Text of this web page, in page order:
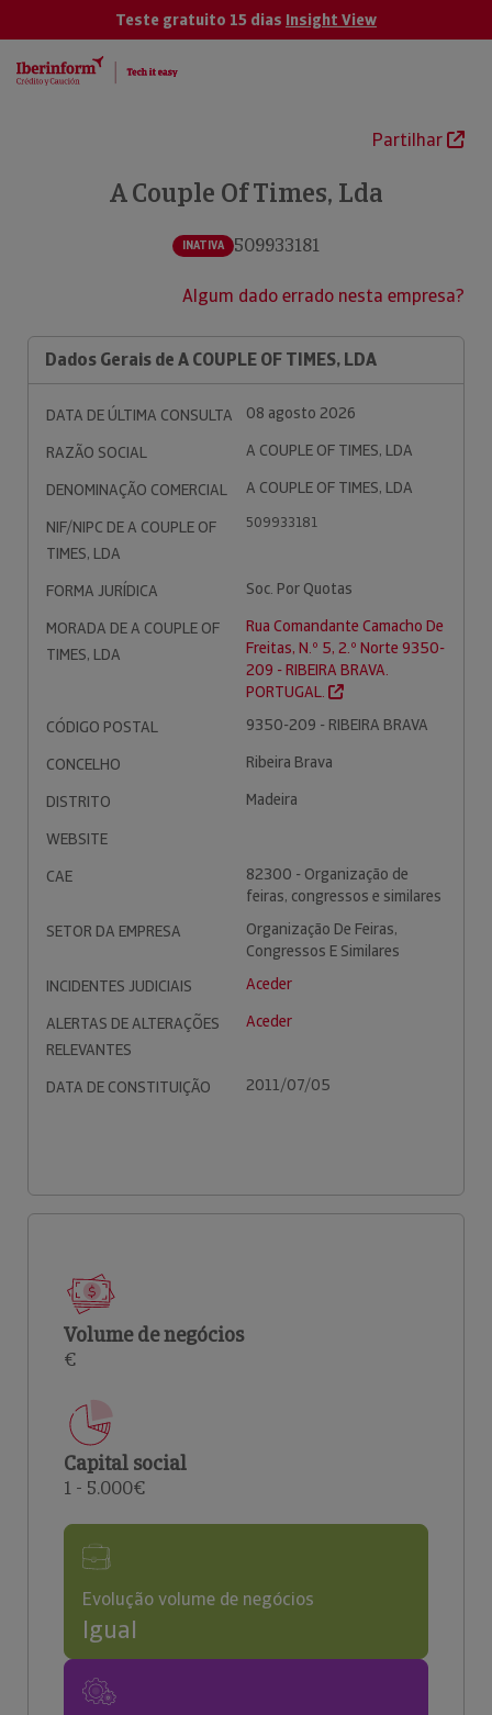
Teste gratuito 15 dias Insight View
Partilhar
A Couple Of Times, Lda
INATIVA 509933181
Algum dado errado nesta empresa?
Dados Gerais de A COUPLE OF TIMES, LDA
DATA DE ÚLTIMA CONSULTA
08 agosto 2026
RAZÃO SOCIAL
A COUPLE OF TIMES, LDA
DENOMINAÇÃO COMERCIAL
A COUPLE OF TIMES, LDA
NIF/NIPC DE A COUPLE OF
TIMES, LDA
509933181
FORMA JURÍDICA
Soc. Por Quotas
MORADA DE A COUPLE OF
TIMES, LDA
Rua Comandante Camacho De
Freitas, N.º 5, 2.º Norte 9350-
209 - RIBEIRA BRAVA.
PORTUGAL.
CÓDIGO POSTAL
9350-209 - RIBEIRA BRAVA
CONCELHO
Ribeira Brava
DISTRITO
Madeira
WEBSITE
CAE
82300 - Organização de
feiras, congressos e similares
SETOR DA EMPRESA
Organização De Feiras,
Congressos E Similares
INCIDENTES JUDICIAIS
Aceder
ALERTAS DE ALTERAÇÕES
RELEVANTES
Aceder
DATA DE CONSTITUIÇÃO 2011/07/05
Volume de negócios
€
Capital social
1 - 5.000€
Evolução volume de negócios
Igual